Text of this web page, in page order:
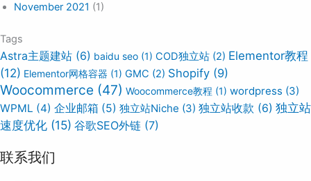
November 2021 (1)
Tags
Astra主题建站 (6) baidu seo (1) COD独立站 (2) Elementor教程
(12) Elementor网格容器 (1) GMC (2) Shopify (9)
Woocommerce (47) Woocommerce教程 (1) wordpress (3)
WPML (4) 企业邮箱 (5) 独立站Niche (3) 独立站收款 (6) 独立站
速度优化 (15) 谷歌SEO外链 (7)
联系我们